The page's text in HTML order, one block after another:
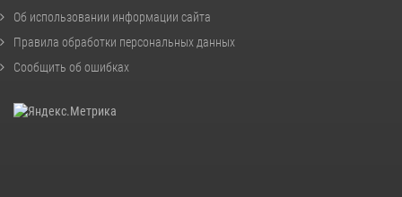
Об использовании информации сайта
Правила обработки персональных данных
Сообщить об ошибках